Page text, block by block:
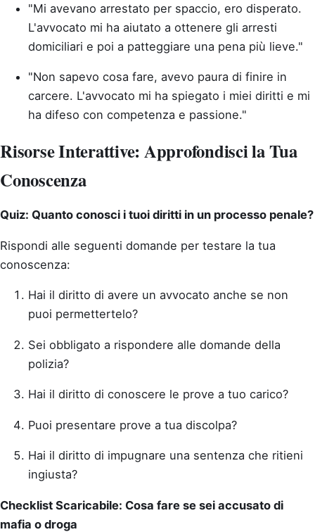
"Mi avevano arrestato per spaccio, ero disperato.
L'avvocato mi ha aiutato a ottenere gli arresti
domiciliari e poi a patteggiare una pena più lieve."
"Non sapevo cosa fare, avevo paura di finire in
carcere. L'avvocato mi ha spiegato i miei diritti e mi
ha difeso con competenza e passione."
Risorse Interattive: Approfondisci la Tua
Conoscenza
Quiz: Quanto conosci i tuoi diritti in un processo penale?
Rispondi alle seguenti domande per testare la tua
conoscenza:
Hai il diritto di avere un avvocato anche se non
puoi permettertelo?
Sei obbligato a rispondere alle domande della
polizia?
Hai il diritto di conoscere le prove a tuo carico?
Puoi presentare prove a tua discolpa?
Hai il diritto di impugnare una sentenza che ritieni
ingiusta?
Checklist Scaricabile: Cosa fare se sei accusato di
mafia o droga